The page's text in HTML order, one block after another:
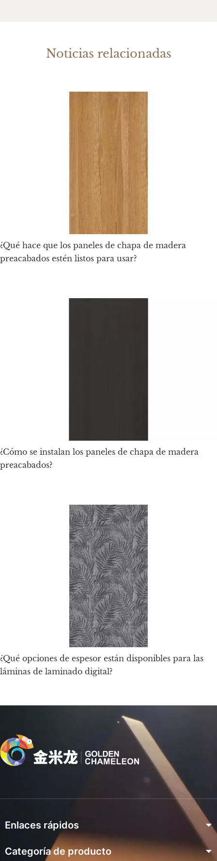
Noticias relacionadas
¿Qué hace que los paneles de chapa de madera
preacabados estén listos para usar?
¿Cómo se instalan los paneles de chapa de madera
preacabados?
¿Qué opciones de espesor están disponibles para las
láminas de laminado digital?
Enlaces rápidos
Hogar
Categoría de producto